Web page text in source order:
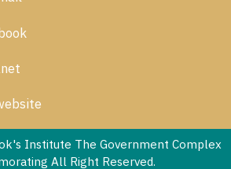
Institute The Government Complex
All Right Reserved.